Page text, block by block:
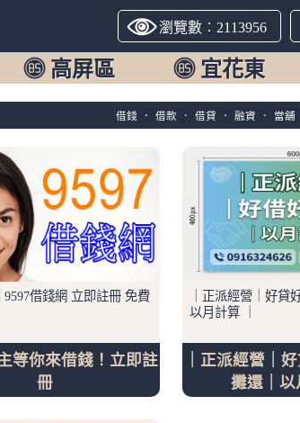
瀏覽數︰2113956
高屏區 宜花東
借錢 ． 借款 ． 借貸 ． 融資 ． 當舖
借錢網 立即註冊 免費
等你來借錢！立即註
冊
｜正派經營｜好貸
以月計算 ｜
｜正派經營｜
攤還｜以